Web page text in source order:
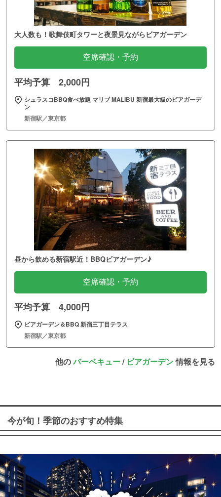
大人数も！歌舞伎町タワーと夜景見ながらビアガーデン
空席確認・予約
平均予算 2,000円
シュラスコBBQ食べ放題 マリブ MALIBU 新宿最大級のビアガーデ
ン
新宿駅／東京都
昼から飲める新宿駅近！BBQビアガーデン♪
空席確認・予約
平均予算 4,000円
ビアガーデン＆BBQ 新宿三丁目テラス
新宿駅／東京都
他のバーベキュー/ ビアガーデン情報を見る
今が旬！季節のおすすめ特集